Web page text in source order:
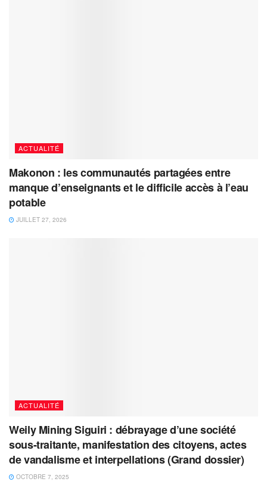
ACTUALITÉ
Makonon : les communautés partagées entre
manque d’enseignants et le difficile accès à l’eau
potable
JUILLET 27, 2026
ACTUALITÉ
Weily Mining Siguiri : débrayage d’une société
sous-traitante, manifestation des citoyens, actes
de vandalisme et interpellations (Grand dossier)
OCTOBRE 7, 2025